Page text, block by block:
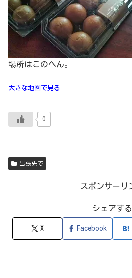
場所はこのへん。
大きな地図で見る
0
出張先で
スポンサーリ
シェアする
X Facebook